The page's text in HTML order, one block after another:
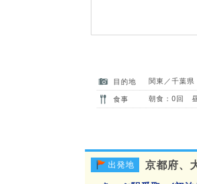
目的地 関東／千葉県
食事 朝食：0回
出発地 京都府、